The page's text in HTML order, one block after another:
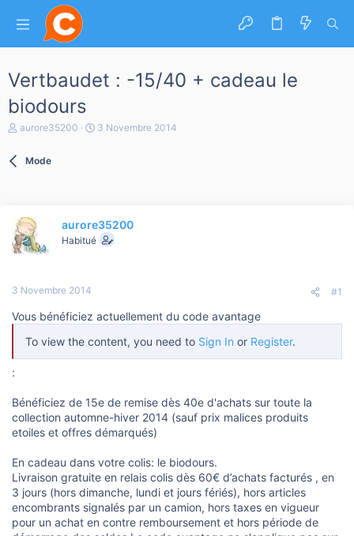
Vertbaudet : -15/40 + cadeau le
biodours
A
e
l
a
d
c
s
aurore35200
D
b
u
3 Novembre 2014
Mode
aurore35200
Habitué
3 Novembre 2014 #1
Vous bénéficiez actuellement du code avantage
To view the content, you need to Sign In or Register.
:
Bénéficiez de 15e de remise dès 40e d'achats sur toute la
collection automne-hiver 2014 (sauf prix malices produits
etoiles et offres démarqués)
En cadeau dans votre colis: le biodours.
Livraison gratuite en relais colis dès 60€ d’achats facturés , en
3 jours (hors dimanche, lundi et jours fériés), hors articles
encombrants signalés par un camion, hors taxes en vigueur
pour un achat en contre remboursement et hors période de